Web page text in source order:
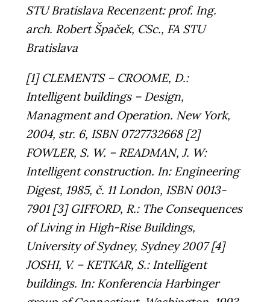
STU Bratislava Recenzent: prof. Ing.
arch. Robert Špaček, CSc., FA STU
Bratislava
[1] CLEMENTS – CROOME, D.:
Intelligent buildings – Design,
Managment and Operation. New York,
2004, str. 6, ISBN 0727732668 [2]
FOWLER, S. W. – READMAN, J. W:
Intelligent construction. In: Engineering
Digest, 1985, č. 11 London, ISBN 0013-
7901 [3] GIFFORD, R.: The Consequences
of Living in High-Rise Buildings,
University of Sydney, Sydney 2007 [4]
JOSHI, V. – KETKAR, S.: Intelligent
buildings. In: Konferencia Harbinger